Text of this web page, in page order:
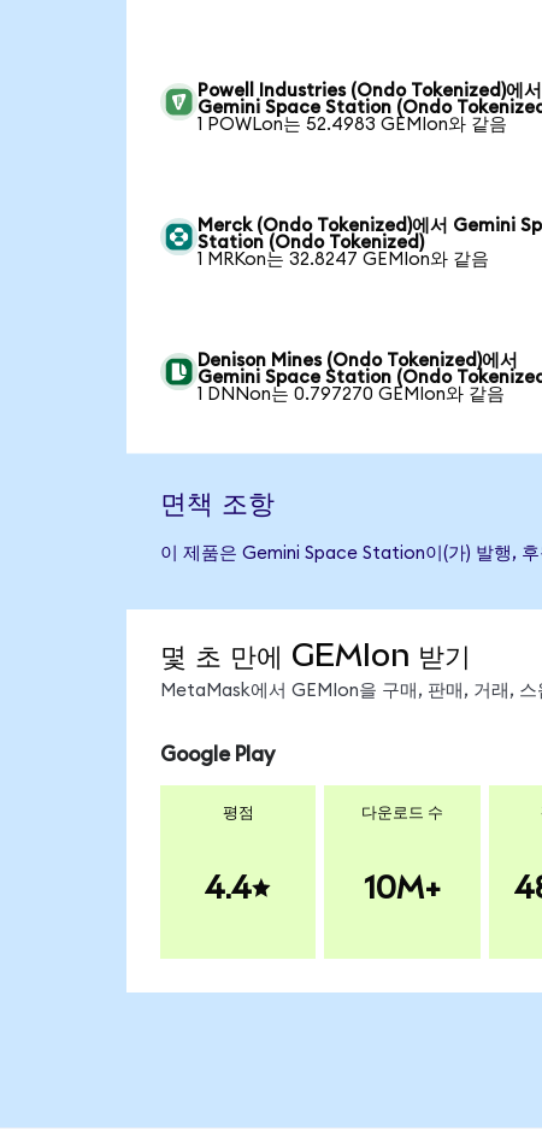
Powell Industries (Ondo Tokenized)에서
Gemini Space Station (Ondo
1 POWLon는 52.4983 GEMIon와 같음
Merck (Ondo Tokenized)에서 Gemini
Station (Ondo Tokenized)
1 MRKon는 32.8247 GEMIon와 같음
Denison Mines (Ondo Tokenized)에서
Gemini Space Station (Ondo
1 DNNon는 0.797270 GEMIon와 같음
면책 조항
이 제품은 Gemini Space Station이(가) 발행,
몇 초 만에 GEMIon 받기
MetaMask에서 GEMIon을 구매, 판매, 거래,
Google Play
평점
4.4
다운로드 수
10M+